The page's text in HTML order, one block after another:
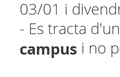
03/01 i
- Es tracta
campus i no